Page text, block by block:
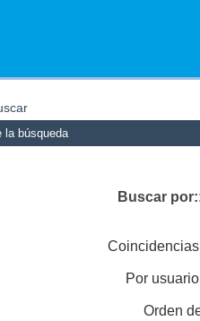
la búsqueda
Buscar
Por
Orden